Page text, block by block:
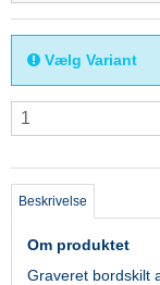
Vælg Variant
Beskrivelse
Om produktet
Graveret bordskilt